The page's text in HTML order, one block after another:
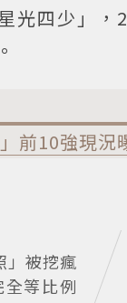
光四少」
前10強現況
」被挖瘋
等比例